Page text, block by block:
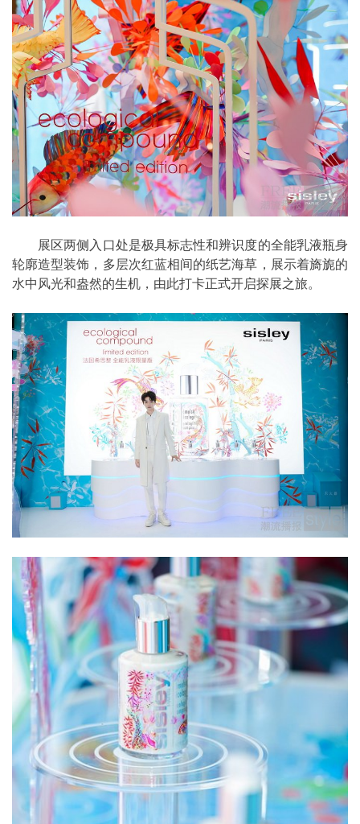
展区两侧入口处是极具标志性和辨识度的全能乳液瓶身
轮廓造型装饰，多层次红蓝相间的纸艺海草，展示着旖旎的
水中风光和盎然的生机，由此打卡正式开启探展之旅。